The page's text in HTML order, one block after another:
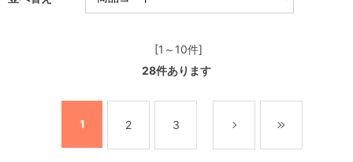
[1～10件]
28件あります
1 2 3